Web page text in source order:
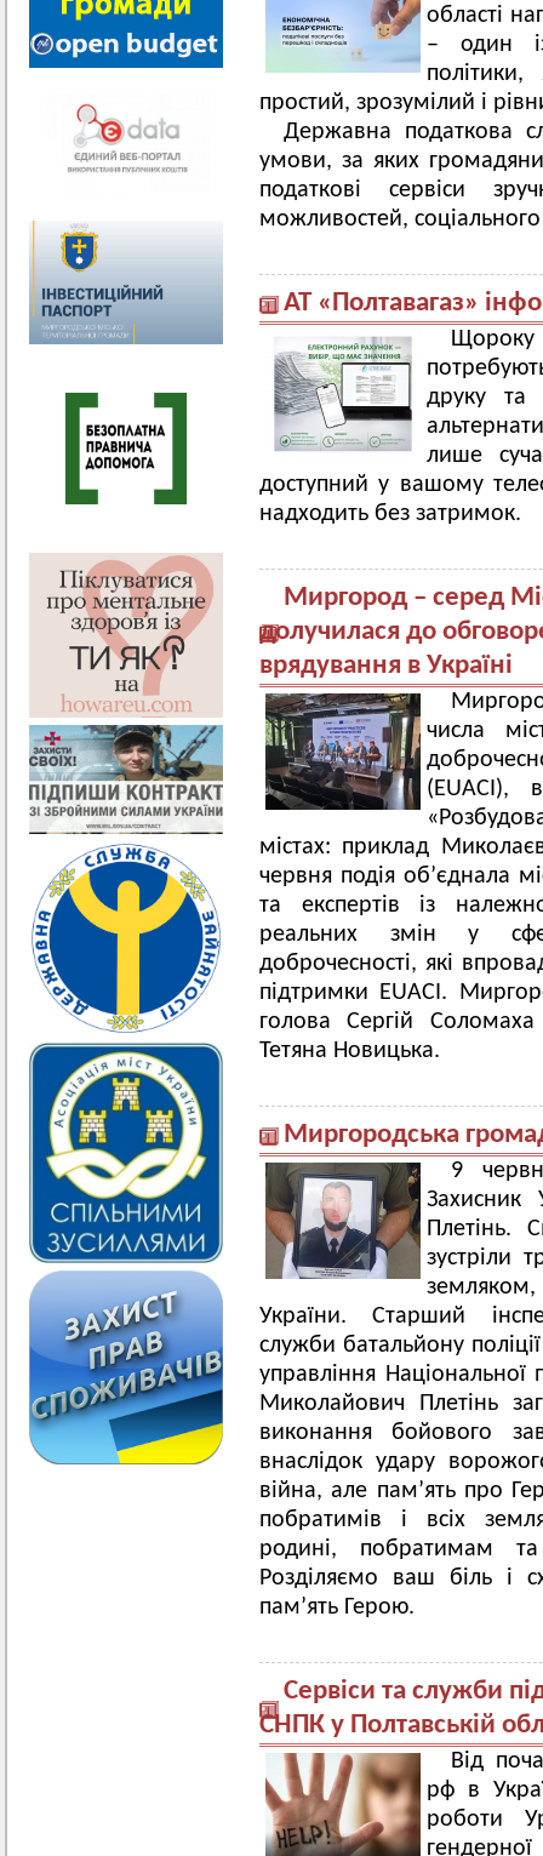
області
– один
простий, зрозумілий і
Державна податкова
умови, за яких
податкові сервіси
можливостей,
АТ «Полтавагаз»
друку та
лише
доступний у вашому
надходить без затримок.
Миргород – серед
долучилася до
врядування в Україні
числа
(EUACI),
містах: приклад
червня подія об’єднала
та експертів із
реальних змін у
доброчесності, які
підтримки EUACI.
голова Сергій
Тетяна Новицька.
Миргородська
9
Захисник
Плетінь.
зустріли
України. Старший
служби батальйону
управління Національної
Миколайович Плетінь
виконання бойового
внаслідок удару
війна, але пам’ять про
побратимів і всіх
родині, побратимам
Розділяємо ваш біль і
пам’ять Герою.
Сервіси та служби
СНПК у Полтавській
Від
рф в
роботи